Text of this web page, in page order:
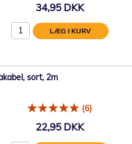
34,95 DKK
LÆG I KURV
sort, 2m
(6)
22,95 DKK